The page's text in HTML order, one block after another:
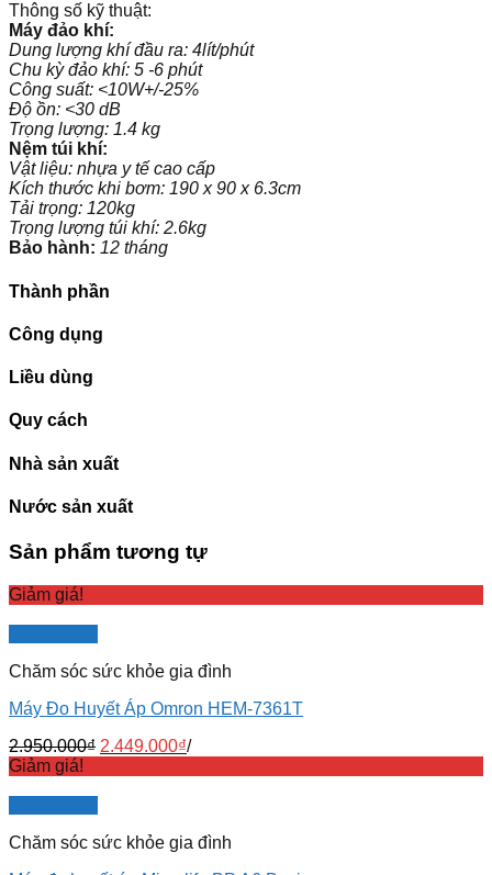
​Thông số kỹ thuật:
Máy đảo khí:
Dung lượng khí đầu ra: 4lít/phút
Chu kỳ đảo khí: 5 -6 phút
Công suất: <10W+/-25%
Độ ồn: <30 dB
Trọng lượng: 1.4 kg
Nệm túi khí:
Vật liệu: nhựa y tế cao cấp
Kích thước khi bơm: 190 x 90 x 6.3cm
Tải trọng: 120kg
Trọng lượng túi khí: 2.6kg
Bảo hành: 12 tháng
Thành phần
Công dụng
Liều dùng
Quy cách
Nhà sản xuất
Nước sản xuất
Sản phẩm tương tự
Giảm giá!
Chăm sóc sức khỏe gia đình
Máy Đo Huyết Áp Omron HEM-7361T
2.950.000₫ 2.449.000₫/
Giảm giá!
Chăm sóc sức khỏe gia đình